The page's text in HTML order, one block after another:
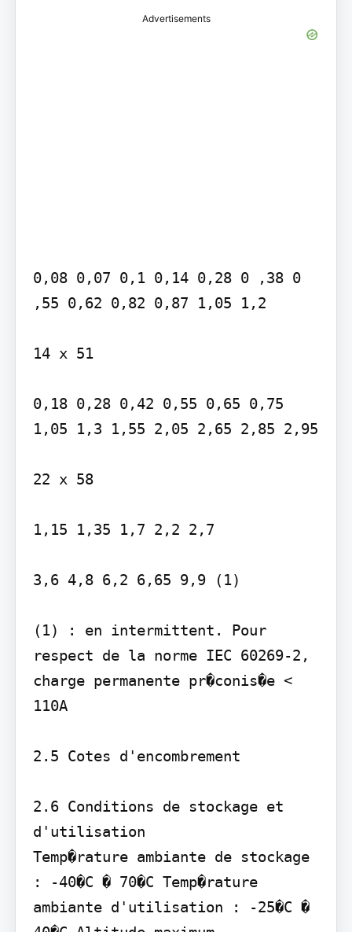
Advertisements
0,08 0,07 0,1 0,14 0,28 0 ,38 0
,55 0,62 0,82 0,87 1,05 1,2
14 x 51
0,18 0,28 0,42 0,55 0,65 0,75
1,05 1,3 1,55 2,05 2,65 2,85 2,95
22 x 58
1,15 1,35 1,7 2,2 2,7
3,6 4,8 6,2 6,65 9,9 (1)
(1) : en intermittent. Pour
respect de la norme IEC 60269-2,
charge permanente pr�conis�e <
110A
2.5 Cotes d'encombrement
2.6 Conditions de stockage et
d'utilisation
Temp�rature ambiante de stockage
: -40�C � 70�C Temp�rature
ambiante d'utilisation : -25�C �